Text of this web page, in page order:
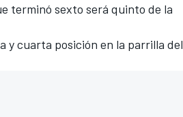
terminó sexto será quinto de la
y cuarta posición en la parrilla del